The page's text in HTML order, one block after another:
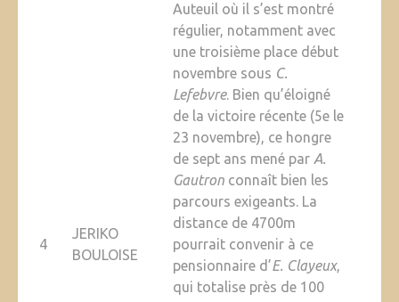
4
JERIKO
BOULOISE
Auteuil où il s’est montré
régulier, notamment avec
une troisième place début
novembre sous C.
Lefebvre. Bien qu’éloigné
de la victoire récente (5e le
23 novembre), ce hongre
de sept ans mené par A.
Gautronconnaît bien les
parcours exigeants. La
distance de 4700m
pourrait convenir à ce
pensionnaire d’E. Clayeux,
qui totalise près de 100